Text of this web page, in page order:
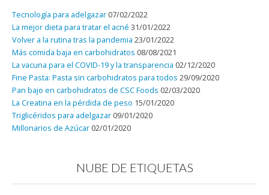
Tecnología para adelgazar 07/02/2022
La mejor dieta para tratar el acné 31/01/2022
Volver a la rutina tras la pandemia 23/01/2022
Más comida baja en carbohidratos 08/08/2021
La vacuna para el COVID-19 y la transparencia 02/12/2020
Fine Pasta: Pasta sin carbohidratos para todos 29/09/2020
Pan bajo en carbohidratos de CSC Foods 02/03/2020
La Creatina en la pérdida de peso 15/01/2020
Triglicéridos para adelgazar 09/01/2020
Millonarios de Azúcar 02/01/2020
NUBE DE ETIQUETAS